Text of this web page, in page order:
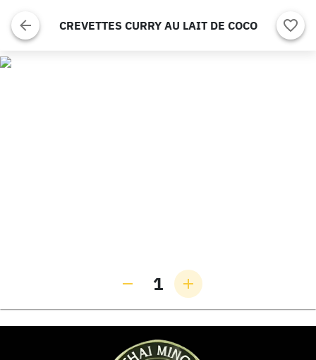
CREVETTES CURRY AU LAIT DE COCO
1